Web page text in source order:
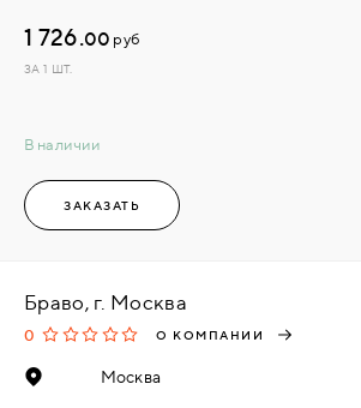
В наличии
1 726.00 руб
ЗА 1 ШТ.
ЗАКАЗАТЬ
Браво, г. Москва
0 О КОМПАНИИ
Москва